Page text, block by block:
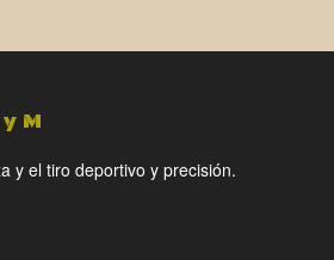
M
y el tiro deportivo y precisión.